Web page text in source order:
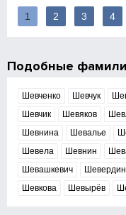
1 2 3 4
Подобные
Шевченко Шевчук
Шевчик
Шевяков
Шевнина
Шевалье
Шевела
Шевнин
Шевашкевич
Шевердин
Шевкова
Шевырёв